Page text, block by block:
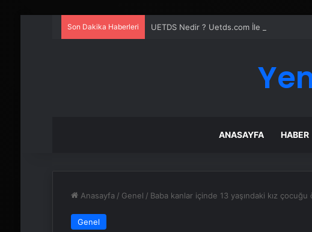
Son Dakika Haberleri UETDS Nedir ? Uetds.com İle Akıllı Dijital
ANASAYFA HABER
Anasayfa / Genel / Baba kanlar içinde 13 yaşındaki kız
Genel